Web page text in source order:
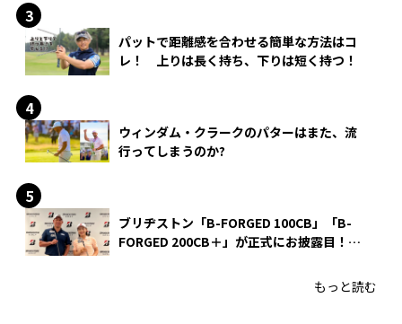
パットで距離感を合わせる簡単な方法はコ
レ！ 上りは長く持ち、下りは短く持つ！
ウィンダム・クラークのパターはまた、流
行ってしまうのか?
ブリヂストン「B-FORGED 100CB」「B-
FORGED 200CB＋」が正式にお披露目！
もっと読む